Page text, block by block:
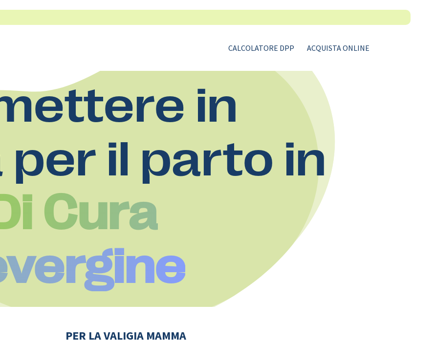
CALCOLATORE DPP ACQUISTA ONLINE
in
per il parto in
Cura
PER LA VALIGIA MAMMA